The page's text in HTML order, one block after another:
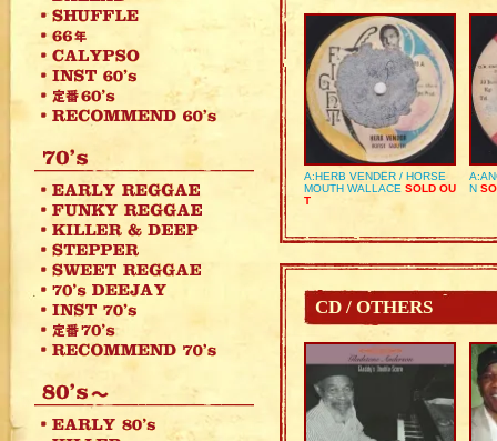
A:HERB VENDER / HORSE
MOUTH WALLACE SOLD OU
T
N
CD / OTHERS